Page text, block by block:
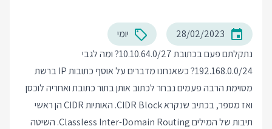
28/02/2023
יומי
נתקלתם פעם בכתובת 10.10.64.0/27? ומה לגבי
192.168.0.0/24? כשאנחנו מדברים על אוסף כתובות IP ברשת
מסוימת הרבה פעמים נבחר לכתוב אותן בתור כתובת ואחריה לוכסן
ואז מספר, בכתיב שנקרא CIDR Block. האותיות CIDR הן ראשי
תיבות של המילים Classless Inter-Domain Routing. השיטה